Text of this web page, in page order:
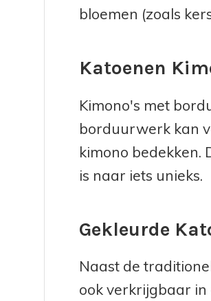
bloemen (zoals
Katoenen
Kimono's met
borduurwerk kan
kimono bedekken.
is naar iets unieks.
Gekleurde
Naast de
ook verkrijgbaar in